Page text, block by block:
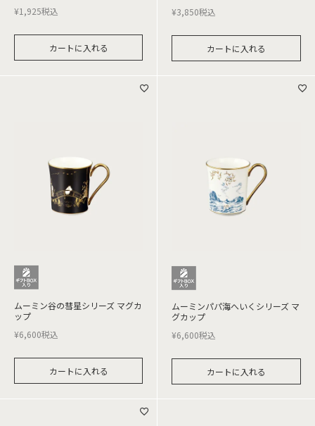
¥1,925税込
カートに入れる
¥3,850税込
カートに入れる
ムーミン谷の彗星シリーズ マグカ
ップ
¥6,600税込
カートに入れる
ムーミンパパ海へいくシリーズ マ
グカップ
¥6,600税込
カートに入れる